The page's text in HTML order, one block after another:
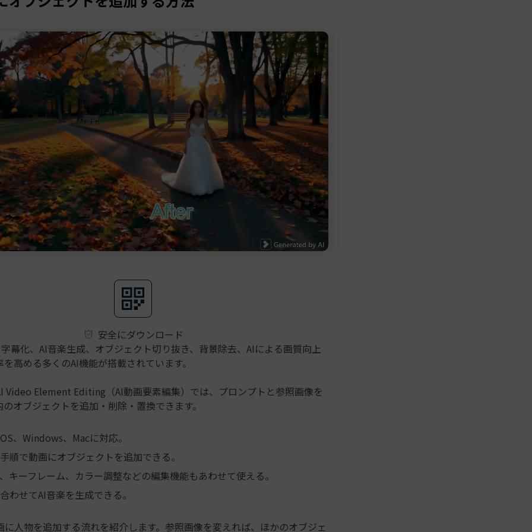
安全にダウンロード
幕化、AI音楽生成、オブジェクト切り抜き、背景除去、AIによる画質向上
高める多くのAI機能が搭載されています。
Video Element Editing（AI動画要素編集）では、プロンプトと参照画像を
オブジェクトを追加・削除・置換できます。
、Windows、Macに対応。
順で動画にオブジェクトを追加できる。
キーフレーム、カラー調整などの編集機能もあわせて使える。
わせてAI音楽を生成できる。
人物を追加する流れを紹介します。参照画像を変えれば、ほかのオブジェ